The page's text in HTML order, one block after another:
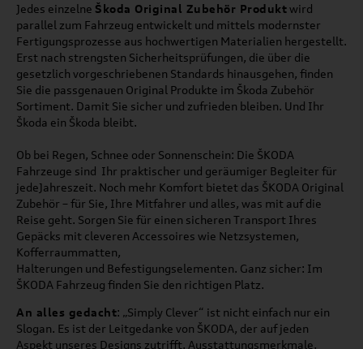
Jedes einzelne Škoda Original Zubehör Produktwird
parallel zum Fahrzeug entwickelt und mittels modernster
Fertigungsprozesse aus hochwertigen Materialien hergestellt.
Erst nach strengsten Sicherheitsprüfungen, die über die
gesetzlich vorgeschriebenen Standards hinausgehen, finden
Sie die passgenauen Original Produkte im Škoda Zubehör
Sortiment. Damit Sie sicher und zufrieden bleiben. Und Ihr
Škoda ein Škoda bleibt.
Ob bei Regen, Schnee oder Sonnenschein: Die ŠKODA
Fahrzeuge sind Ihr praktischer und geräumiger Begleiter für
jedeJahreszeit. Noch mehr Komfort bietet das ŠKODA Original
Zubehör – für Sie, Ihre Mitfahrer und alles, was mit auf die
Reise geht. Sorgen Sie für einen sicheren Transport Ihres
Gepäcks mit cleveren Accessoires wie Netzsystemen,
Kofferraummatten,
Halterungen und Befestigungselementen. Ganz sicher: Im
ŠKODA Fahrzeug finden Sie den richtigen Platz.
An alles gedacht: „Simply Clever“ ist nicht einfach nur ein
Slogan. Es ist der Leitgedanke von ŠKODA, der auf jeden
Aspekt unseres Designs zutrifft. Ausstattungsmerkmale,